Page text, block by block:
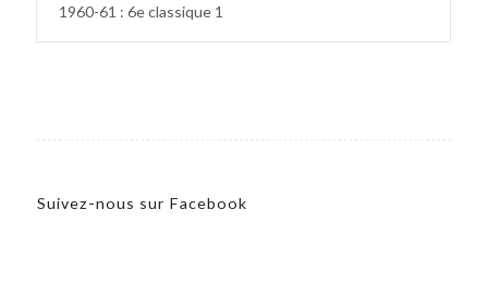
1960-61 : 6e classique 1
Suivez-nous sur Facebook